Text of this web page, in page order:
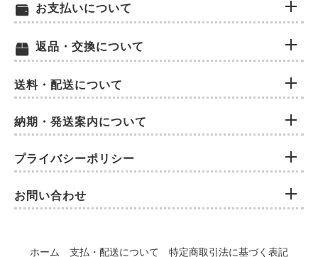
お支払いについて
返品・交換について
送料・配送について
納期・発送案内について
プライバシーポリシー
お問い合わせ
ホーム 支払・配送について 特定商取引法に基づく表記